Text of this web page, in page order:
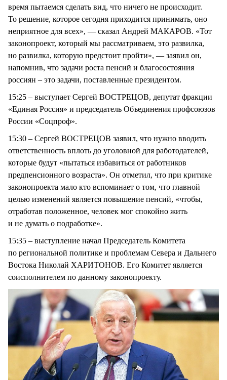
время пытаемся сделать вид, что ничего не происходит.
То решение, которое сегодня приходится принимать, оно
неприятное для всех», — сказал Андрей МАКАРОВ. «Тот
законопроект, который мы рассматриваем, это развилка,
но развилка, которую предстоит пройти», — заявил он,
напомнив, что задачи роста пенсий и благосостояния
россиян – это задачи, поставленные президентом.
15:25 – выступает Сергей ВОСТРЕЦОВ, депутат фракции
«Единая Россия» и председатель Объединения профсоюзов
России «Соцпроф».
15:30 – Сергей ВОСТРЕЦОВ заявил, что нужно вводить
ответственность вплоть до уголовной для работодателей,
которые будут «пытаться избавиться от работников
предпенсионного возраста». Он отметил, что при критике
законопроекта мало кто вспоминает о том, что главной
целью изменений является повышение пенсий, «чтобы,
отработав положенное, человек мог спокойно жить
и не думать о подработке».
15:35 – выступление начал Председатель Комитета
по региональной политике и проблемам Севера и Дальнего
Востока Николай ХАРИТОНОВ. Его Комитет является
соисполнителем по данному законопроекту.